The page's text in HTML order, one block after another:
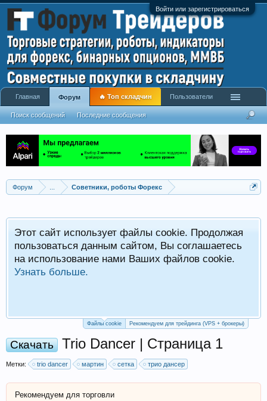
Войти или зарегистрироваться
Форум Советники, роботы Форекс
Этот сайт использует файлы cookie. Продолжая
пользоваться данным сайтом, Вы соглашаетесь
на использование нами Ваших файлов cookie.
Узнать больше.
Файлы cookie Рекомендуем для трейдинга (VPS + брокеры)
Скачать Trio Dancer | Страница 1
Метки: trio dancer мартин сетка трио дансер
Рекомендуем для торговли
Главная Форум
Поиск сообщений Последние сообщения
🔥 Топ складчин Пользователи